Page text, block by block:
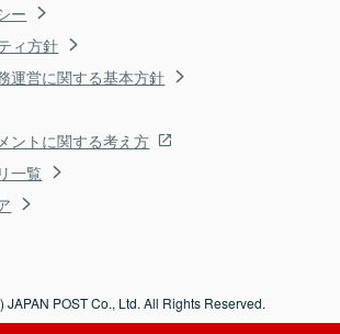
ー
ィ方針
運営に関する基本方針
ントに関する考え方
一覧
JAPAN POST Co., Ltd. All Rights Reserved.